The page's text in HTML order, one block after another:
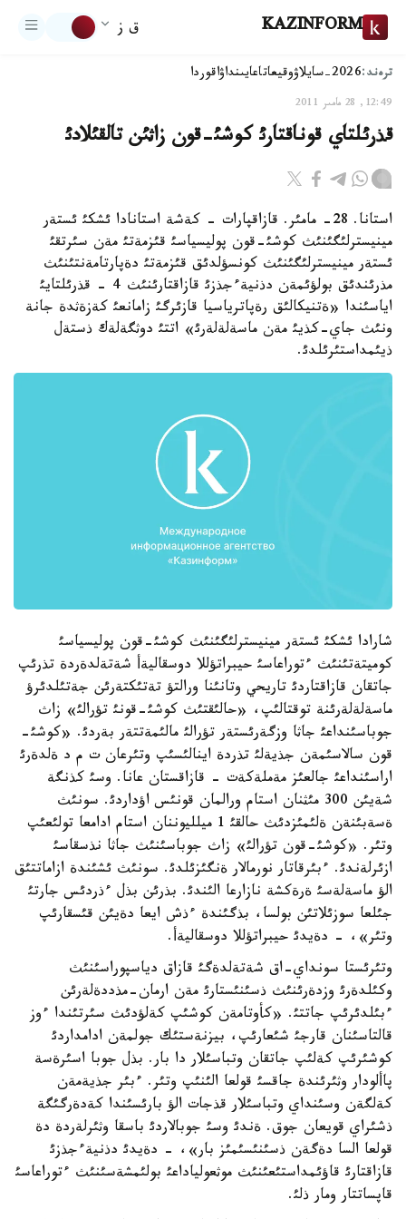
KAZINFORM ق ز
ترەند:2026-سايلاۋ وقيعاتاعايىنداۋاقوردا
12:49, 28 مامىر 2011
قذرئلتاي قوناقتارئ كوشئ-قون زاثئن تالقئلادئ
استانا. 28- مامئر. قازاقپارات - كةشة استانادا ئشكئ ئستةر
مينيسترلئگئنئث كوشئ-قون پوليسياسئ قئزمةتئ مةن سئرتقئ
ئستةر مينيسترلئگئنئث كونسؤلدئق قئزمةتئ دةپارتامةنتئنئث
مذرئندئق بولؤئمةن دذنيةءجذزئ قازاقتارئنئث 4 - قذرئلتايئ
اياسئندا «ةتنيكالئق رةپاترياسيا قازئرگئ زامانعئ كةزةثدة جانة
ونئث جاي-كذيئ مةن ماسةلةلةرئ» اتتئ دوثگةلةك ذستةل
ذيئمداستئرئلدئ.
شارادا ئشكئ ئستةر مينيسترلئگئنئث كوشئ-قون پوليسياسئ
كوميتةتئنئث ءتوراعاسئ حيبراتؤللا دوسقاليةأ شةتةلدةردة تذرئپ
جاتقان قازاقتاردئ تاريحي وتانئنا ورالتؤ تةتئكتةرئن جةتئلدئرؤ
ماسةلةلةرئنة توقتالئپ، «حالئقتئث كوشئ-قونئ تؤرالئ» زاث
جوباسئنداعئ جاثا وزگةرئستةر تؤرالئ مالئمةتتةر بةردئ. «كوشئ-
قون سالاسئمةن جذيةلئ تذردة اينالئسئپ وتئرعان ت م د ةلدةرئ
اراسئنداعئ جالعئز مةملةكةت - قازاقستان عانا. وسئ كذنگة
شةيئن 300 مئثنان استام ورالمان قونئس اؤداردئ. سونئث
ةسةبئنةن ةلئمئزدئث حالقئ 1 ميلليوننان استام ادامعا تولئعئپ
وتئر. «كوشئ-قون تؤرالئ» زاث جوباسئنئث جاثا نذسقاسئ
ازئرلةندئ. ءبئرقاتار نورمالار ةنگئزئلدئ. سونئث ئشئندة ازاماتتئق
الؤ ماسةلةسئ ةرةكشة نازارعا الئندئ. بذرئن بذل ءذردئس جارتئ
جئلعا سوزئلاتئن بولسا، بذگئندة ءذش ايعا دةيئن قئسقارئپ
وتئر»، - دةيدئ حيبراتؤللا دوسقاليةأ.
وتئرئستا سونداي-اق شةتةلدةگئ قازاق دياسپوراسئنئث
وكئلدةرئ وزدةرئنئث ذسئنئستارئ مةن ارمان-مذددةلةرئن
ءبئلدئرئپ جاتتئ. «كأوتامةن كوشئپ كةلؤدئث سئرتئندا ءوز
قالتاسئنان قارجئ شئعارئپ، بيزنةستئك جولمةن ادامداردئ
كوشئرئپ كةلئپ جاتقان وتباسئلار دا بار. بذل جوبا اسئرةسة
پاألودار وثئرئندة جاقسئ قولعا الئنئپ وتئر. ءبئر جذيةمةن
كةلگةن وسئنداي وتباسئلار قذجات الؤ بارئسئندا كةدةرگئگة
ذشئراي قويعان جوق. ةندئ وسئ جوبالاردئ باسقا وثئرلةردة دة
قولعا السا دةگةن ذسئنئسئمئز بار»، - دةيدئ دذنيةءجذزئ
قازاقتارئ قاؤئمداستئعئنئث موثعولياداعئ بولئمشةسئنئث ءتوراعاسئ
قاپساتتار ومار ذلئ.